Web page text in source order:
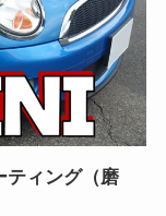
ィング（磨